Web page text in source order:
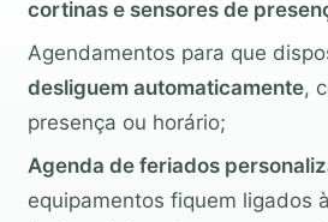
cortinas e sensores de
Agendamentos para que
desliguem automaticamente,
presença ou horário;
Agenda de feriados
equipamentos fiquem ligados